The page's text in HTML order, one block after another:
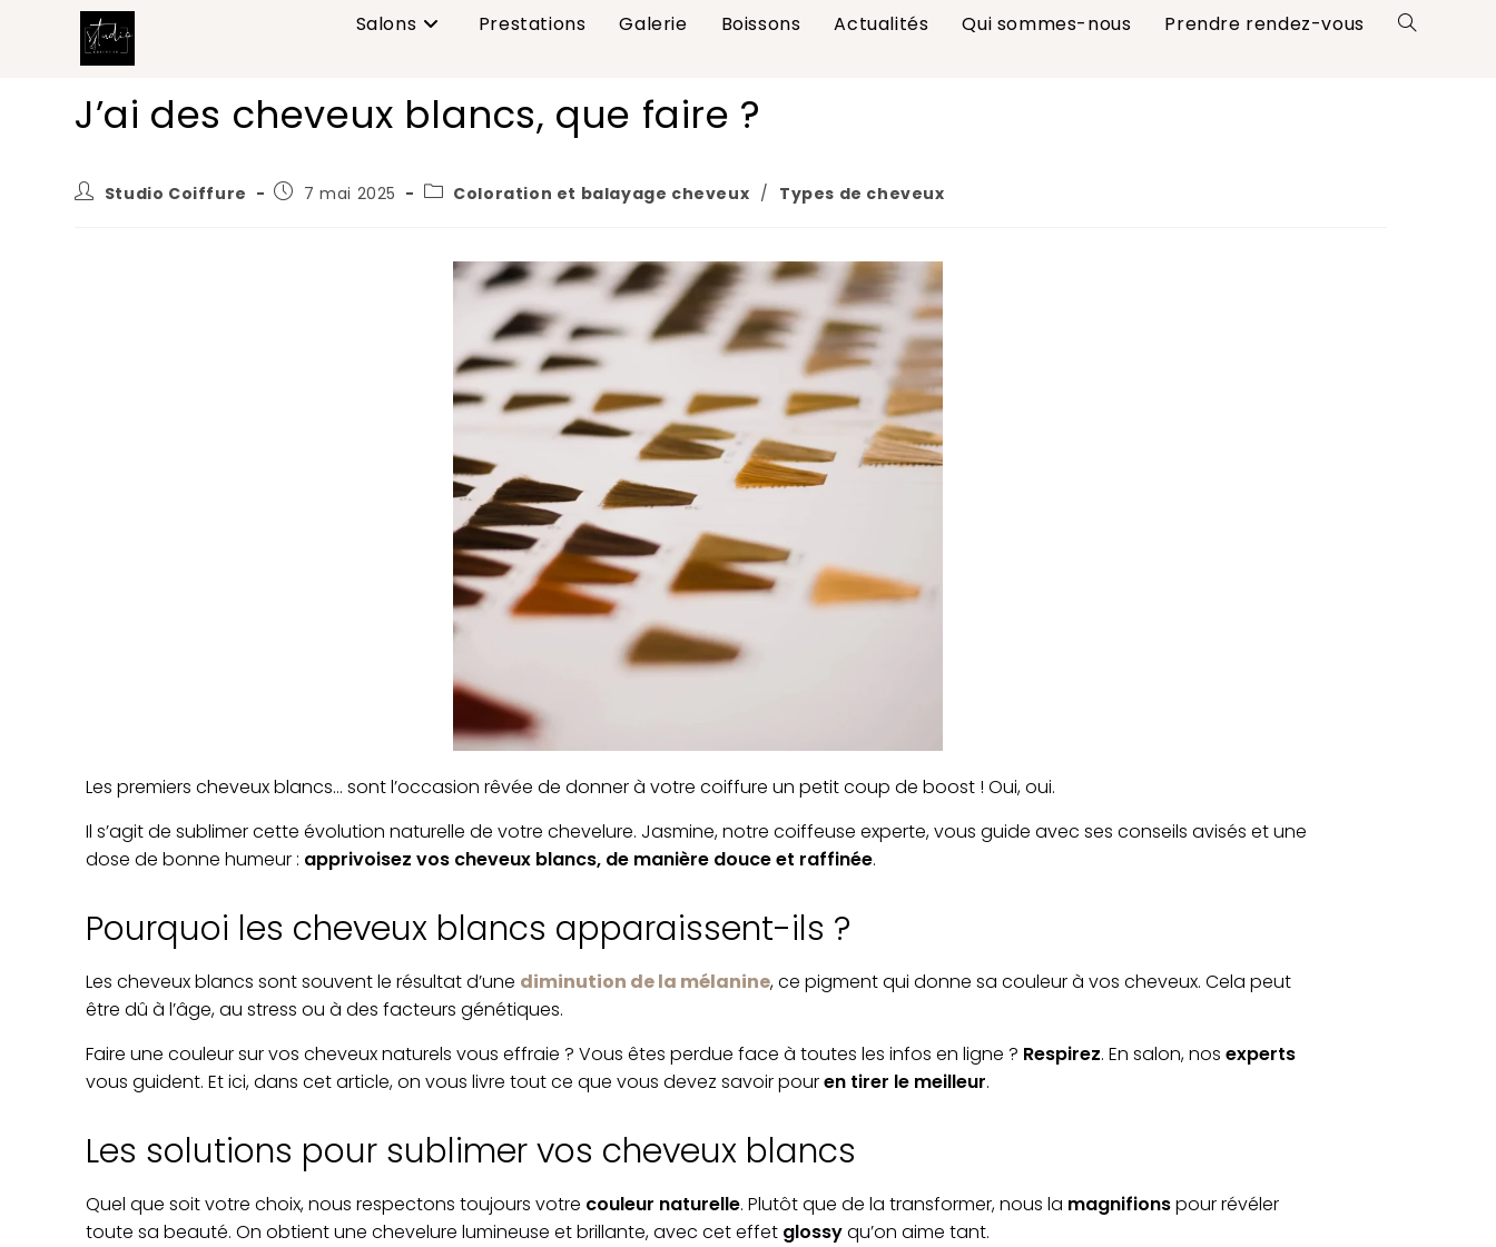
Salons Prestations Galerie Boissons Actualités Qui sommes-nous Prendre rendez-vous
J’ai des cheveux blancs, que faire ?
Studio Coiffure 7 mai 2025 Coloration et balayage cheveux / Types de cheveux
Les premiers cheveux blancs… sont l’occasion rêvée de donner à votre coiffure un petit coup de boost ! Oui, oui.
Il s’agit de sublimer cette évolution naturelle de votre chevelure. Jasmine, notre coiffeuse experte, vous guide avec ses conseils avisés et une
dose de bonne humeur : apprivoisez vos cheveux blancs, de manière douce et raffinée.
Pourquoi les cheveux blancs apparaissent-ils ?
Les cheveux blancs sont souvent le résultat d’une diminution de la mélanine, ce pigment qui donne sa couleur à vos cheveux. Cela peut
être dû à l’âge, au stress ou à des facteurs génétiques.
Faire une couleur sur vos cheveux naturels vous effraie ? Vous êtes perdue face à toutes les infos en ligne ? Respirez. En salon, nosexperts
vous guident. Et ici, dans cet article, on vous livre tout ce que vous devez savoir pouren tirer le meilleur.
Les solutions pour sublimer vos cheveux blancs
Quel que soit votre choix, nous respectons toujours votre couleur naturelle. Plutôt que de la transformer, nous la magnifionspour révéler
toute sa beauté. On obtient une chevelure lumineuse et brillante, avec cet effet glossyqu’on aime tant.